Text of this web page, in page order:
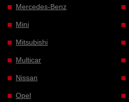
Mercedes-Benz
Mini
Mitsubishi
Multicar
Nissan
Opel